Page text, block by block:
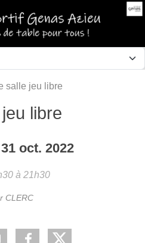
salle jeu libre
libre
31 oct. 2022
à 21h30
CLERC